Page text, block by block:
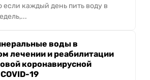
если каждый день пить воду в
воды в
лечении и реабилитации
коронавирусной
19